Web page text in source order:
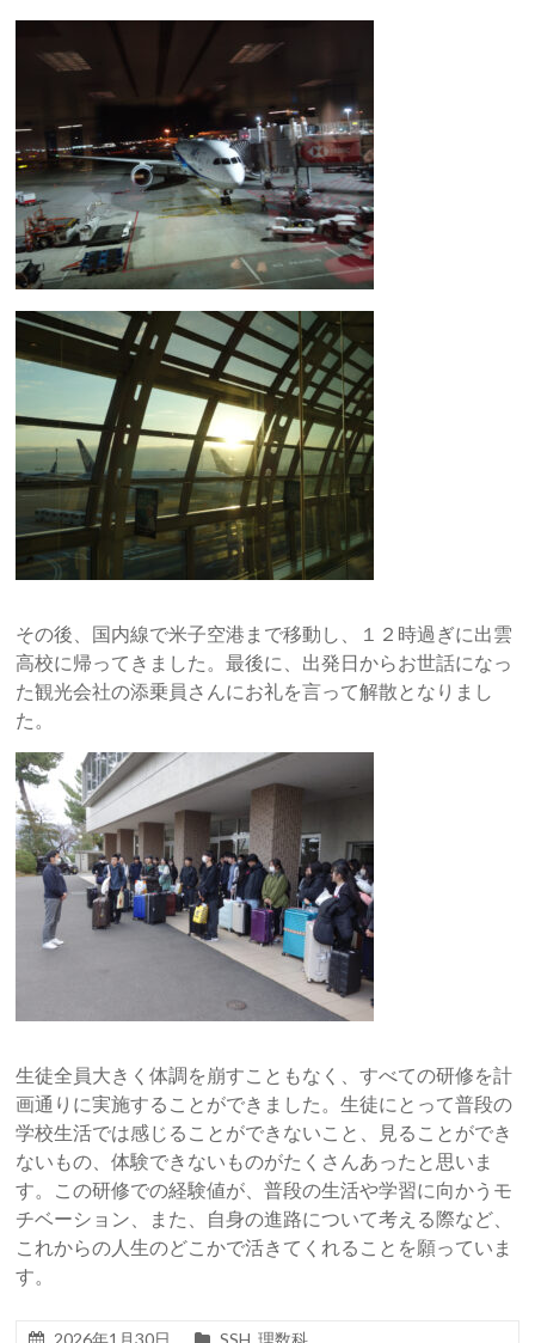
その後、国内線で米子空港まで移動し、１２時過ぎに出雲
高校に帰ってきました。最後に、出発日からお世話になっ
た観光会社の添乗員さんにお礼を言って解散となりまし
た。
生徒全員大きく体調を崩すこともなく、すべての研修を計
画通りに実施することができました。生徒にとって普段の
学校生活では感じることができないこと、見ることができ
ないもの、体験できないものがたくさんあったと思いま
す。この研修での経験値が、普段の生活や学習に向かうモ
チベーション、また、自身の進路について考える際など、
これからの人生のどこかで活きてくれることを願っていま
す。
2026年1月30日 SSH ,理数科